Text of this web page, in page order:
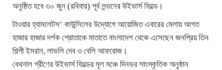
অনুষ্ঠিত হবে ৩০ জুন (রবিবার) পূর্ব লন্ডনের উইভার্স ফিল্ডে।
টাওয়ার হ্যামলেটস’ কাউন্সিলের উদ্যোগে আয়োজিত এবারের মেলায় আগত
হাজার হাজার দর্শক শ্রোতাকে মাতাতে বাংলাদেশ থেকে এসেছেন জনপ্রিয় তিন
শিল্পী ইমরান, লাভলি দেব ও বেলি আফরোজ।
বেথনাল গ্রীণের উইভার্স ফিল্ডের মূল মঞ্চে দিনভর সাংস্কৃতিক অনুষ্ঠান